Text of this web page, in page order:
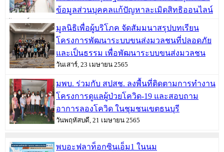
ข้อมูลส่วนบุคคลแก้ปัญหาละเมิดสิทธิออนไลน์
วันเสาร์, 30 เมษายน 2565
มูลนิธิเพื่อผู้บริโภค จัดสัมมนาสรุปบทเรียน
โครงการพัฒนาระบบขนส่งมวลชนที่ปลอดภัย
และเป็นธรรม เพื่อพัฒนาระบบขนส่งมวลชน
วันเสาร์, 23 เมษายน 2565
มพบ. ร่วมกับ สปสช. ลงพื้นที่ติดตามการทำงาน
โครงการดูแลผู้ป่วยโควิด-19 และสอบถาม
อาการลองโควิด ในชุมชนเขตธนบุรี
วันพฤหัสบดี, 21 เมษายน 2565
พบอะฟลาท็อกซินเอ็ม1 ในนม